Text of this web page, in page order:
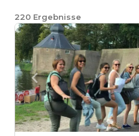
220 Ergebnisse